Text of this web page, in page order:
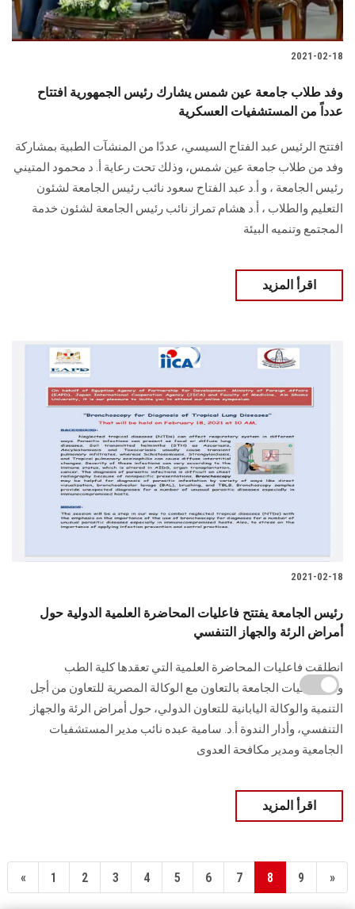
2021-02-18
وفد طلاب جامعة عين شمس يشارك رئيس الجمهورية افتتاح
عدداً من المستشفيات العسكرية
افتتح الرئيس عبد الفتاح السيسي، عددًا من المنشآت الطبية بمشاركة
وفد من طلاب جامعة عين شمس، وذلك تحت رعاية أ. د محمود المتيني
رئيس الجامعة ، و أ.د عبد الفتاح سعود نائب رئيس الجامعة لشئون
التعليم والطلاب ، أ.د هشام تمراز نائب رئيس الجامعة لشئون خدمة
المجتمع وتنميه البيئة
اقرأ المزيد
2021-02-18
رئيس الجامعة يفتتح فاعليات المحاضرة العلمية الدولية حول
أمراض الرئة والجهاز التنفسي
انطلقت فاعليات المحاضرة العلمية التي تعقدها كلية الطب
ومستشفيات الجامعة بالتعاون مع الوكالة المصرية للتعاون من أجل
التنمية والوكالة اليابانية للتعاون الدولي، حول أمراض الرئة والجهاز
التنفسي، وأدار الندوة أ.د. سامية عبده نائب مدير المستشفيات
الجامعية ومدير مكافحة العدوى
اقرأ المزيد
« 1 2 3 4 5 6 7 8 9 »